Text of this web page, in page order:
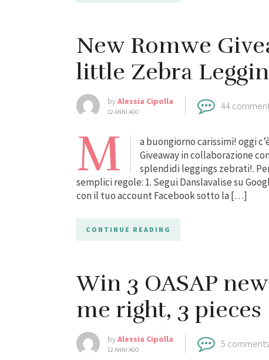
New Romwe
little Zebra
byAlessia Cipolla
12 ANNI AGO
44
M
a buongiorno carissimi! oggi
Giveaway in collaborazione
splendidi leggings zebrati!.
semplici regole: 1. Segui Danslavalise su
con il tuo account Facebook sotto la […]
CONTINUE READING
Win 3 OASAP
me right, 3 pieces
byAlessia Cipolla
12 ANNI AGO
5 comments